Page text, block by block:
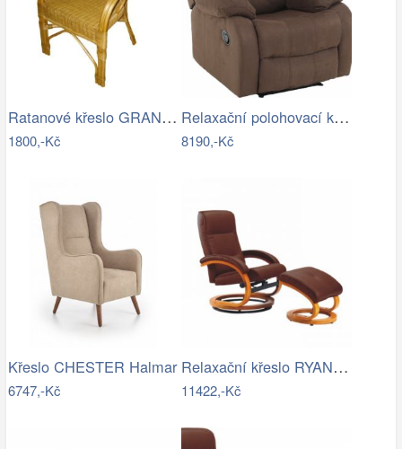
Ratanové křeslo GRANADA - světlé II…
1800,-Kč
Relaxační polohovací křeslo, hnědá…
8190,-Kč
Křeslo CHESTER Halmar
6747,-Kč
Relaxační křeslo RYANN-TK
11422,-Kč